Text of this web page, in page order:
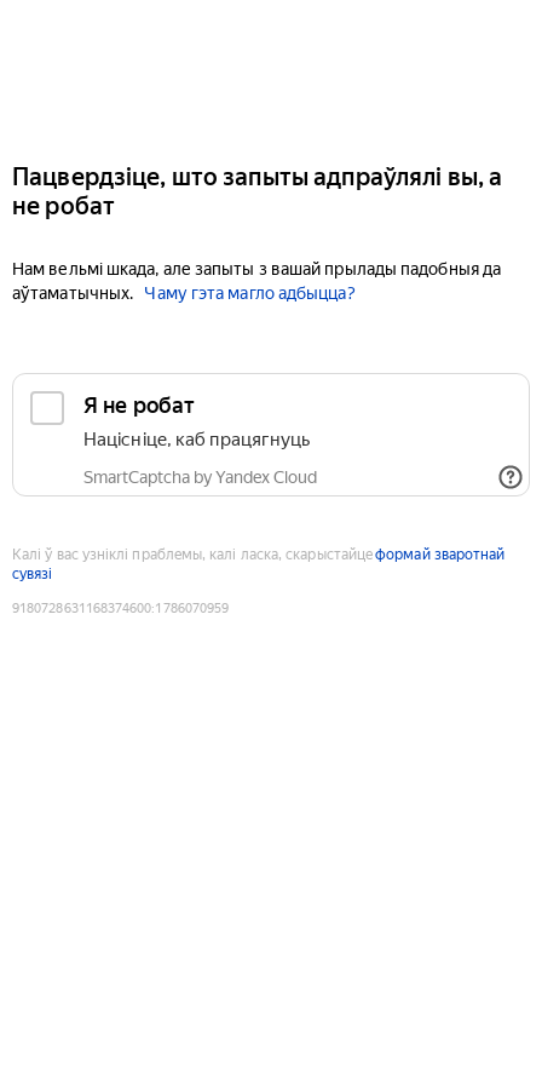
Пацвердзіце, што запыты адпраўлялі вы, а
не робат
Нам вельмі шкада, але запыты з вашай прылады падобныя да
аўтаматычных.
Чаму гэта магло адбыцца?
Я не робат
Націсніце, каб працягнуць
SmartCaptcha by Yandex Cloud
Калі ў вас узніклі праблемы, калі ласка, скарыстайцеформай зваротнай
сувязі
9180728631168374600:1786070959